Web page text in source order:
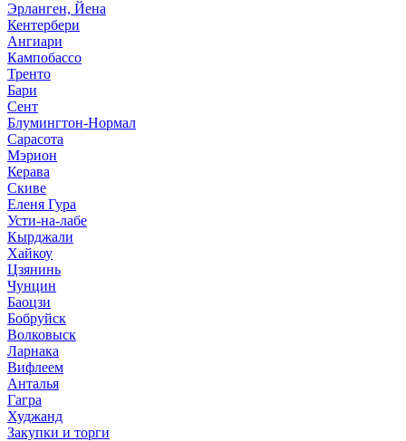
Эрланген, Йена
Кентербери
Ангиари
Кампобассо
Тренто
Бари
Сент
Блумингтон-Нормал
Сарасота
Мэрион
Керава
Скиве
Еленя Гура
Усти-на-лабе
Кырджали
Хайкоу
Цзянинь
Чунцин
Баоцзи
Бобруйск
Волковыск
Ларнака
Вифлеем
Анталья
Гагра
Худжанд
Закупки и торги